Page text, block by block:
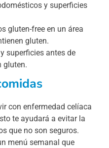
y superficies
gluten-free en un área
gluten.
superficies antes de
gluten.
con enfermedad celíaca
te ayudará a evitar la
que no son seguros.
menú semanal que